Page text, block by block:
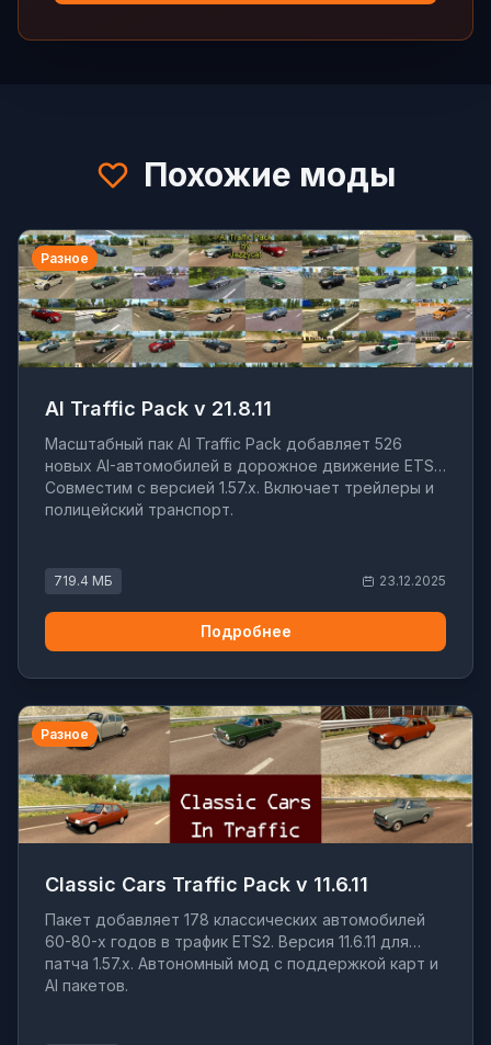
Похожие моды
Разное
AI Traffic Pack v 21.8.11
Масштабный пак AI Traffic Pack добавляет 526
новых AI-автомобилей в дорожное движение ETS2.
Совместим с версией 1.57.x. Включает трейлеры и
полицейский транспорт.
719.4 МБ 23.12.2025
Подробнее
Разное
Classic Cars Traffic Pack v 11.6.11
Пакет добавляет 178 классических автомобилей
60-80-х годов в трафик ETS2. Версия 11.6.11 для
патча 1.57.x. Автономный мод с поддержкой карт и
AI пакетов.